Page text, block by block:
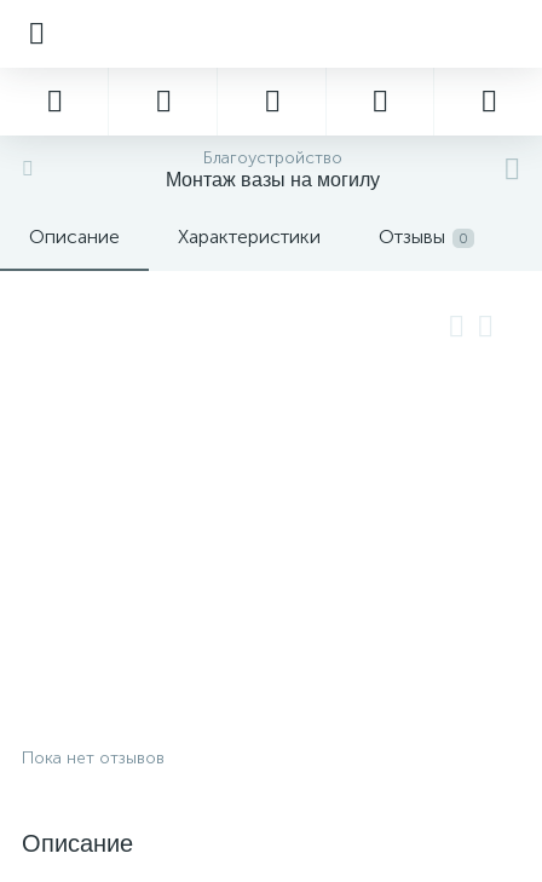
Благоустройство
Монтаж вазы на могилу
Описание Характеристики Отзывы 0
Пока нет отзывов
Описание